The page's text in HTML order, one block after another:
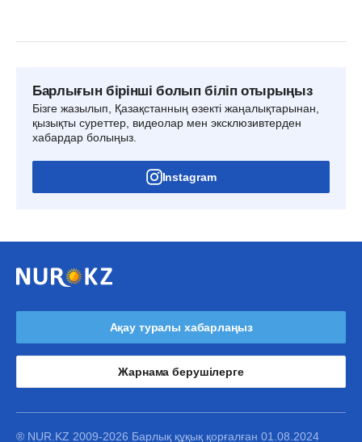
Барлығын бірінші болып біліп отырыңыз
Бізге жазылып, Қазақстанның өзекті жаңалықтарынан,
қызықты суреттер, видеолар мен эксклюзивтерден
хабардар болыңыз.
Instagram
Ақау туралы хабарлаңыз
Жарнама берушілерге
® NUR.KZ 2009-2026 Барлық құқық қорғалған 01.08.2024